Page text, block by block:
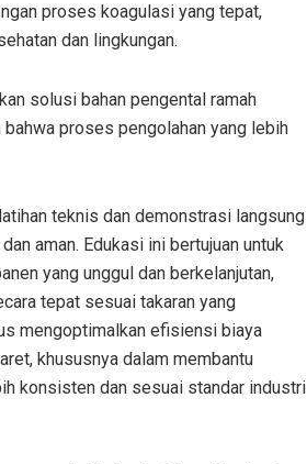
proses koagulasi yang tepat,
dan lingkungan.
solusi bahan pengental ramah
bahwa proses pengolahan yang lebih
teknis dan demonstrasi langsung
aman. Edukasi ini bertujuan untuk
yang unggul dan berkelanjutan,
tepat sesuai takaran yang
mengoptimalkan efisiensi biaya
khususnya dalam membantu
konsisten dan sesuai standar industri